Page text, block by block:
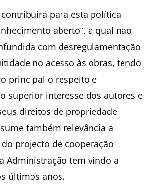
para esta política
aberto”, a qual não
com desregulamentação
no acesso às obras, tendo
principal o respeito e
superior interesse dos autores e
direitos de propriedade
também relevância a
projecto de cooperação
Administração tem vindo a
últimos anos.